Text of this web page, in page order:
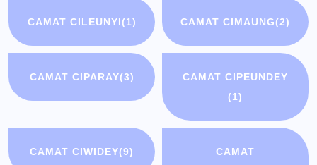
CAMAT CILEUNYI(1) CAMAT CIMAUNG(2)
CAMAT CIPARAY(3)
CAMAT CIPEUNDEY
(1)
CAMAT CIWIDEY(9)
CAMAT